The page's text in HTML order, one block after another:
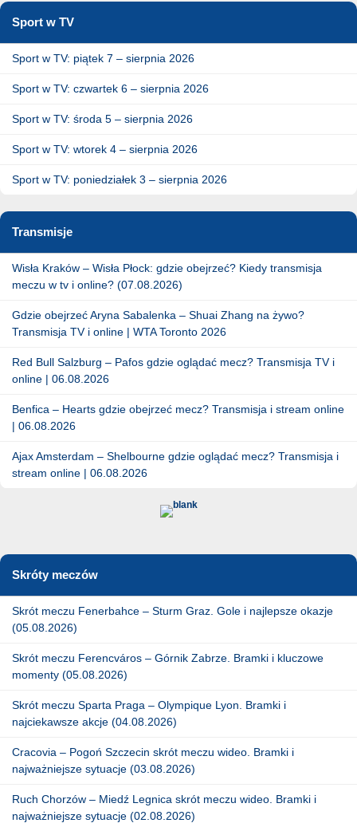
Sport w TV
Sport w TV: piątek 7 – sierpnia 2026
Sport w TV: czwartek 6 – sierpnia 2026
Sport w TV: środa 5 – sierpnia 2026
Sport w TV: wtorek 4 – sierpnia 2026
Sport w TV: poniedziałek 3 – sierpnia 2026
Transmisje
Wisła Kraków – Wisła Płock: gdzie obejrzeć? Kiedy transmisja
meczu w tv i online? (07.08.2026)
Gdzie obejrzeć Aryna Sabalenka – Shuai Zhang na żywo?
Transmisja TV i online | WTA Toronto 2026
Red Bull Salzburg – Pafos gdzie oglądać mecz? Transmisja TV i
online | 06.08.2026
Benfica – Hearts gdzie obejrzeć mecz? Transmisja i stream online
| 06.08.2026
Ajax Amsterdam – Shelbourne gdzie oglądać mecz? Transmisja i
stream online | 06.08.2026
Skróty meczów
Skrót meczu Fenerbahce – Sturm Graz. Gole i najlepsze okazje
(05.08.2026)
Skrót meczu Ferencváros – Górnik Zabrze. Bramki i kluczowe
momenty (05.08.2026)
Skrót meczu Sparta Praga – Olympique Lyon. Bramki i
najciekawsze akcje (04.08.2026)
Cracovia – Pogoń Szczecin skrót meczu wideo. Bramki i
najważniejsze sytuacje (03.08.2026)
Ruch Chorzów – Miedź Legnica skrót meczu wideo. Bramki i
najważniejsze sytuacje (02.08.2026)